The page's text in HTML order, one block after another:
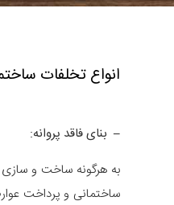
انواع تخلفات
– بنای فاقد پروانه:
به هرگونه ساخت و سازی
ساختمانی و پرداخت